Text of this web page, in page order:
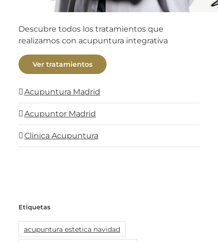
Descubre todos los tratamientos que
realizamos con acupuntura integrativa
Ver tratamientos
Acupuntura Madrid
Acupuntor Madrid
Clinica Acupuntura
Etiquetas
acupuntura estetica navidad